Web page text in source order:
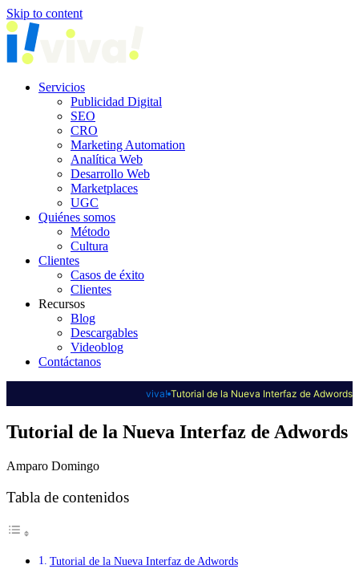
Skip to content
Servicios
Publicidad Digital
SEO
CRO
Marketing Automation
Analítica Web
Desarrollo Web
Marketplaces
UGC
Quiénes somos
Método
Cultura
Clientes
Casos de éxito
Clientes
Recursos
Blog
Descargables
Videoblog
Contáctanos
viva! Tutorial de la Nueva Interfaz de Adwords
Tutorial de la Nueva Interfaz de Adwords
Amparo Domingo
Tabla de contenidos
Tutorial de la Nueva Interfaz de Adwords